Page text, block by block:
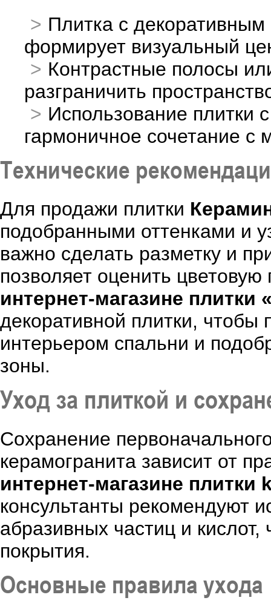
Плитка с декоративным
формирует визуальный
Контрастные полосы
разграничить
Использование плитки
гармоничное сочетание с
Технические
Для продажи плитки
подобранными оттенками и
важно сделать разметку и
позволяет оценить
интернет-магазине плитки
декоративной плитки, чтобы
интерьером спальни и
зоны.
Уход за плиткой и
Сохранение
керамогранита зависит от
интернет-магазине плитки
консультанты рекомендуют
абразивных частиц и
покрытия.
Основные правила ухода